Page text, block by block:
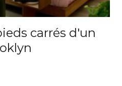
carrés d'un